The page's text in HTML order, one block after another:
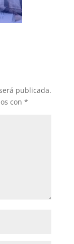
publicada.
con *